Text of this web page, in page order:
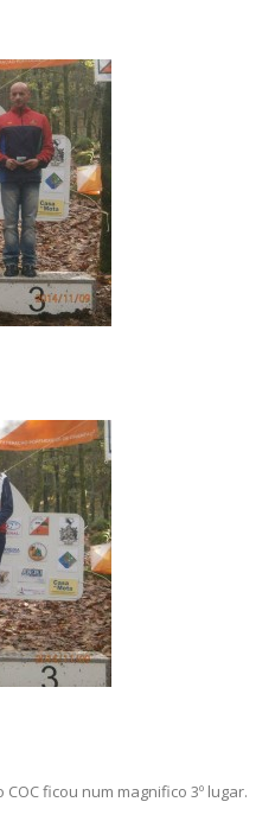
ficou num magnifico 3º lugar.